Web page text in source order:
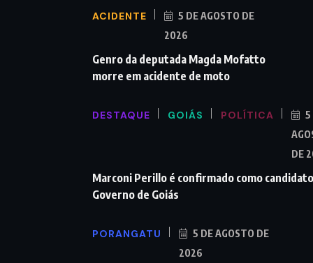
ACIDENTE
5 DE AGOSTO DE
2026
Genro da deputada Magda Mofatto
morre em acidente de moto
DESTAQUE GOIÁS POLÍTICA
5
DE
Marconi Perillo é confirmado como
Governo de Goiás
PORANGATU
5 DE AGOSTO DE
2026